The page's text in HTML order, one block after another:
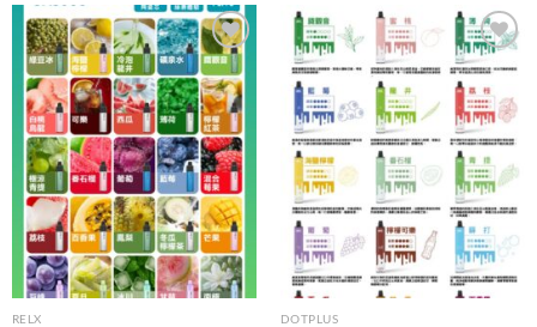
NT$200
到
NT$400
Add to
wishlist
RELX
Add to
DOTPLUS